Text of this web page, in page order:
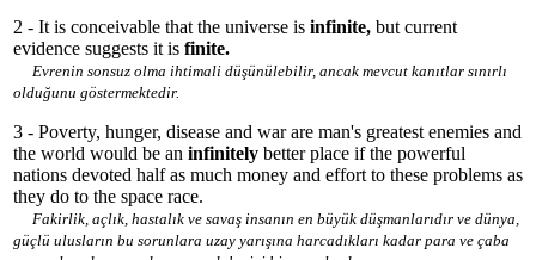
2 - It is conceivable that the universe is infinite, but current
evidence suggests it is finite.
Evrenin sonsuz olma ihtimali düşünülebilir, ancak mevcut kanıtlar sınırlı
olduğunu göstermektedir.
3 - Poverty, hunger, disease and war are man's greatest enemies and
the world would be an infinitely better place if the powerful
nations devoted half as much money and effort to these problems as
they do to the space race.
Fakirlik, açlık, hastalık ve savaş insanın en büyük düşmanlarıdır ve dünya,
güçlü ulusların bu sorunlara uzay yarışına harcadıkları kadar para ve çaba